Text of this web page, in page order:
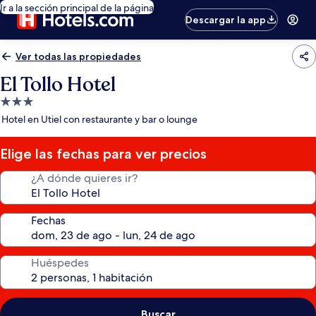
Ir a la sección principal de la página
Descargar la app
Ver todas las propiedades
El Tollo Hotel
Propiedad
de
estrellas
Hotel en Utiel con restaurante y bar o lounge
Elige las fechas para ver precios
¿A dónde quieres ir?
Fechas
Huéspedes